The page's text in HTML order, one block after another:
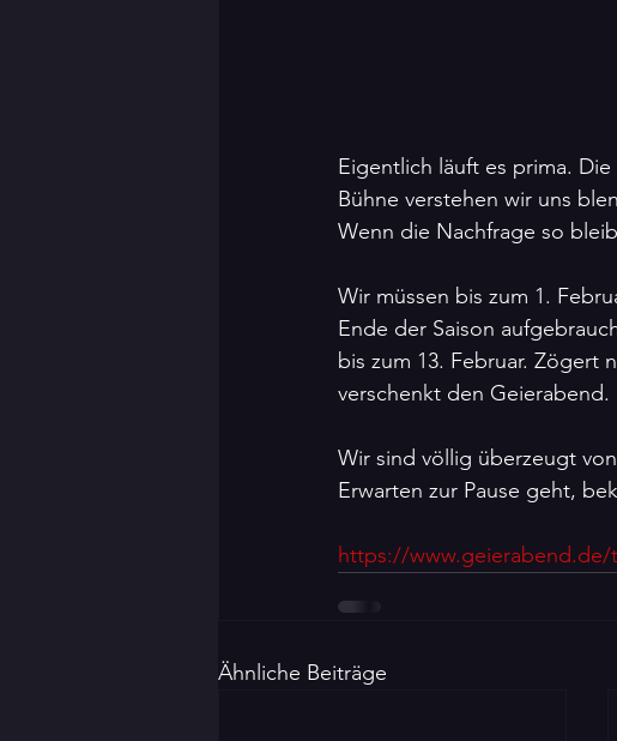
Eigentlich läuft es prima.
Bühne verstehen wir uns
Wenn die Nachfrage so
Wir müssen bis zum 1.
Ende der Saison
bis zum 13. Februar.
verschenkt den Geierabend.
Wir sind völlig überzeugt
Erwarten zur Pause geht,
https://www.geierabend.de/
Ähnliche Beiträge